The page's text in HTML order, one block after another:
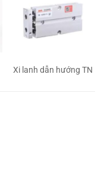
Xi lanh dẫn hướng TN